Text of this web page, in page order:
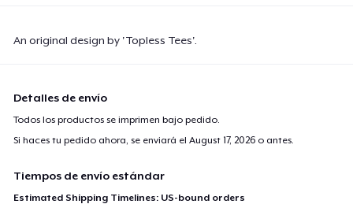
An original design by 'Topless Tees'.
Detalles de envío
Todos los productos se imprimen bajo pedido.
Si haces tu pedido ahora, se enviará elAugust 17, 2026 o antes.
Tiempos de envío estándar
Estimated Shipping Timelines: US-bound orders